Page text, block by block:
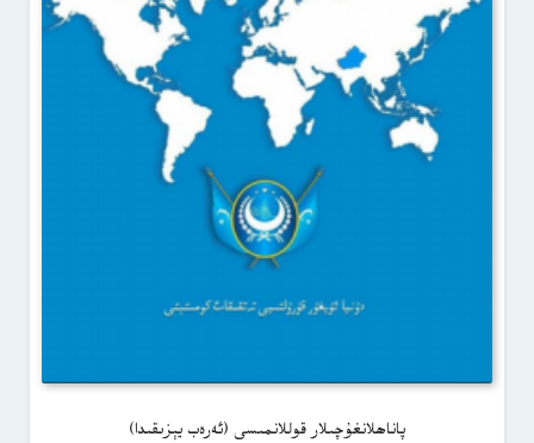
پاناھلانغۇچىلار قوللانمىسى (ئەرەب يېزىقىدا)